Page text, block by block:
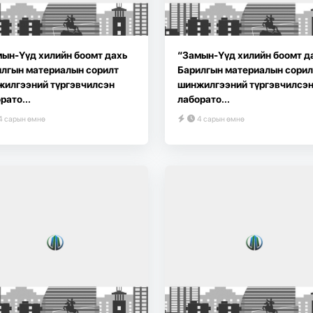
Үүд хилийн боомт дахь
материалын сорилт
түргэвчилсэн
сарын өмнө
“Замын-Үүд хилийн боомт
Барилгын материалын
шинжилгээний түргэвчилсэн
лаборато...
4 сарын өмнө